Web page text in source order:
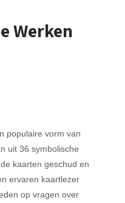
Werken
populaire vorm van
uit 36 symbolische
kaarten geschud en
ervaren kaartlezer
op vragen over